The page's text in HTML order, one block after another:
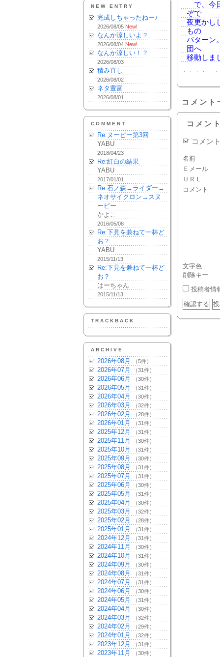
NEW ENTRY
完成しちゃったねー♪
2026/08/05 New!
なんか涼しいよ？
2026/08/04 New!
なんか涼しい！？
2026/08/03
積み直し
2026/08/02
ネタ豊富
2026/08/01
COMMENT
Re:ヌーピー第3回
YABU
2018/04/23
Re:紅白の結果
YABU
2017/01/01
Re:石ノ森→ライダー→
ネオサイクロン→スヌ
ーピー
かよこ
2016/05/08
Re:下見を兼ねて一杯ど
お？
YABU
2015/11/13
Re:下見を兼ねて一杯ど
お？
はーちゃん
2015/11/13
TRACKBACK
ARCHIVE
2026年08月 （5件）
2026年07月 （31件）
2026年06月 （30件）
2026年05月 （31件）
2026年04月 （30件）
2026年03月 （32件）
2026年02月 （28件）
2026年01月 （31件）
2025年12月 （31件）
2025年11月 （30件）
2025年10月 （31件）
2025年09月 （30件）
2025年08月 （31件）
2025年07月 （31件）
2025年06月 （30件）
2025年05月 （31件）
2025年04月 （30件）
2025年03月 （32件）
2025年02月 （28件）
2025年01月 （31件）
2024年12月 （31件）
2024年11月 （30件）
2024年10月 （31件）
2024年09月 （30件）
2024年08月 （31件）
2024年07月 （31件）
2024年06月 （30件）
2024年05月 （31件）
2024年04月 （30件）
2024年03月 （32件）
2024年02月 （29件）
2024年01月 （32件）
2023年12月 （31件）
2023年11月 （30件）
で、今
ぞで
夜更かし
もの
パターン
団へ
移動しま
コメント
コメン
コメン
名前
Ｅメール
ＵＲＬ
コメント
文字色
削除キー
投稿者情